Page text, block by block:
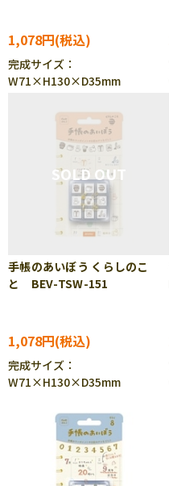
1,078円
完成サイズ：
W71×H130×D35mm
手帳のあいぼう くらしのこ
と BEV-TSW-151
1,078円
完成サイズ：
W71×H130×D35mm